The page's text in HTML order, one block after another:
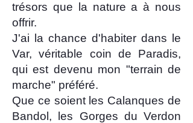
trésors que la nature a à nous
offrir.
J'ai la chance d'habiter dans le
Var, véritable coin de Paradis,
qui est devenu mon "terrain de
marche" préféré.
Que ce soient les Calanques de
Bandol, les Gorges du Verdon